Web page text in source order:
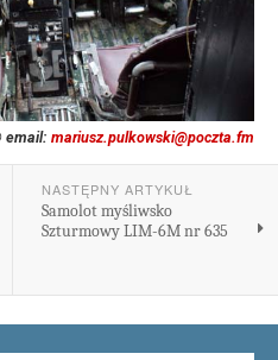
email: mariusz.pulkowski@poczta.fm
NASTĘPNY ARTYKUŁ
Samolot myśliwsko
Szturmowy LIM-6M nr 635